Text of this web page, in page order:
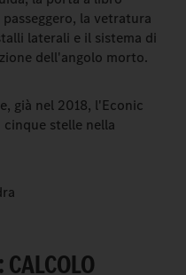
la vetratura
laterali e il sistema di
dell'angolo morto.
già nel 2018, l'Econic
stelle nella